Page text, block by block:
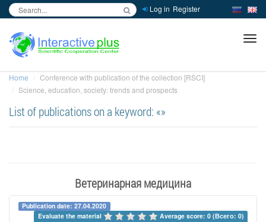
Log in Register
Home
Conference with publication of the collection [RSCI]
Science, education, society: trends and prospects
List of publications on a keyword: «»
Ветеринарная медицина
Publication date: 27.04.2020
Evaluate the material
Average score: 0 (Всего: 0)